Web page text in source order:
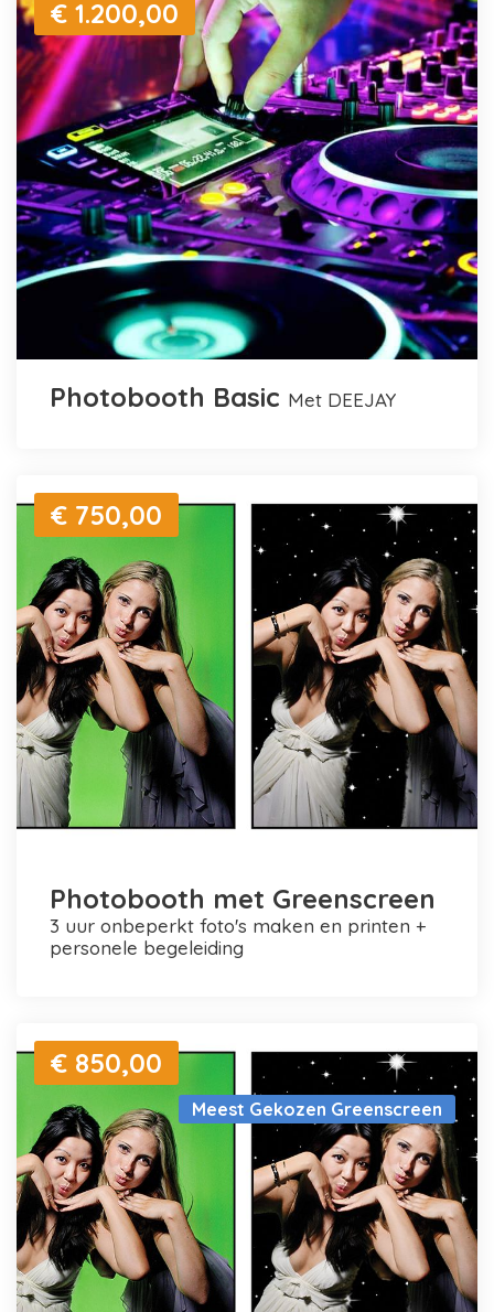
€ 1.200,00
Photobooth Basic met DEEJAY
€ 750,00
Photobooth met Greenscreen
3 uur onbeperkt foto's maken en printen +
personele begeleiding
Meest Gekozen Greenscreen
€ 850,00